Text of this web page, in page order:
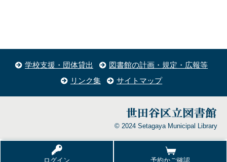
ログイン 予約かご確認
学校支援・団体貸出
図書館の計画・規定・広報等
リンク集
サイトマップ
© 2024 Setagaya Municipal Library